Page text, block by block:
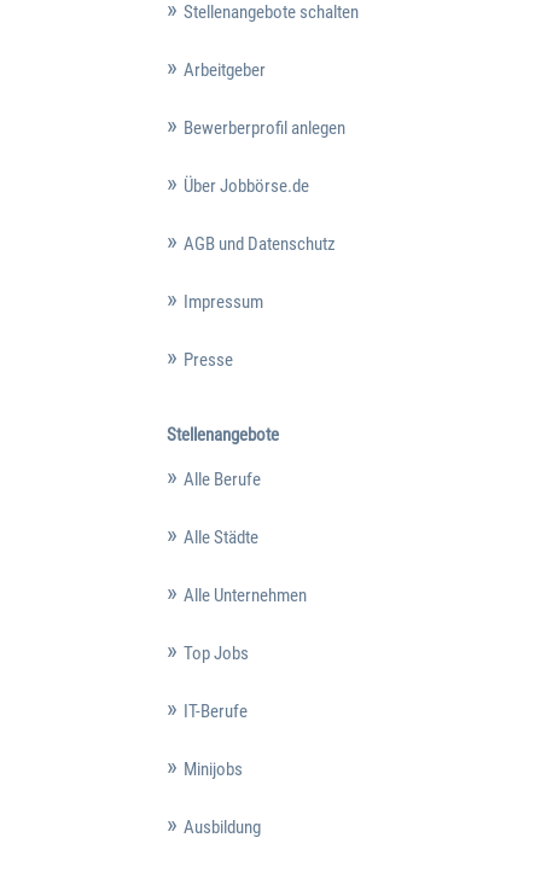
Stellenangebote schalten
Arbeitgeber
Bewerberprofil anlegen
Über Jobbörse.de
AGB und Datenschutz
Impressum
Presse
Stellenangebote
Alle Berufe
Alle Städte
Alle Unternehmen
Top Jobs
IT-Berufe
Minijobs
Ausbildung